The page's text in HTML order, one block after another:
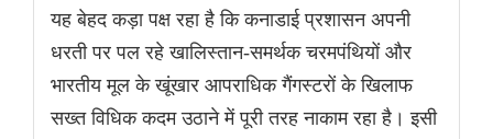
यह बेहद कड़ा पक्ष रहा है कि कनाडाई प्रशासन अपनी
धरती पर पल रहे खालिस्तान-समर्थक चरमपंथियों और
भारतीय मूल के खूंखार आपराधिक गैंगस्टरों के खिलाफ
सख्त विधिक कदम उठाने में पूरी तरह नाकाम रहा है। इसी